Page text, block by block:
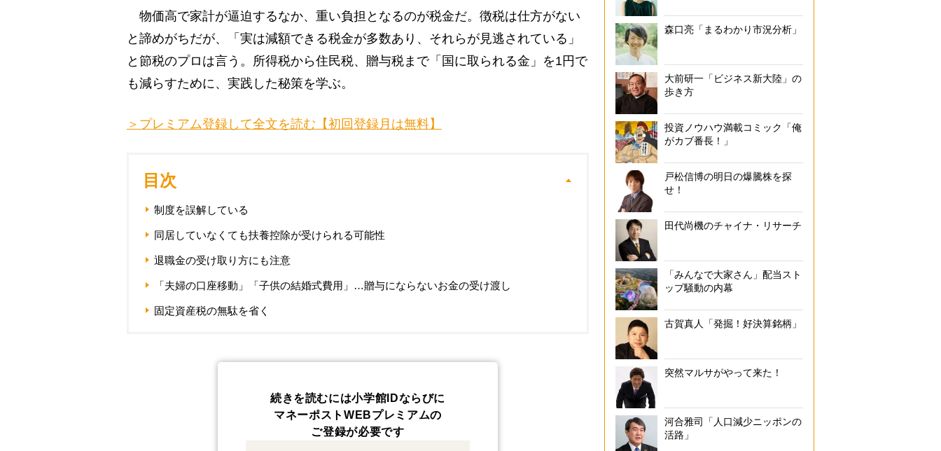
物価高で家計が逼迫するなか、重い負担となるのが税金だ。徴税は仕方がない
と諦めがちだが、「実は減額できる税金が多数あり、それらが見逃されている」
と節税のプロは言う。所得税から住民税、贈与税まで「国に取られる金」を1円で
も減らすために、実践した秘策を学ぶ。
＞プレミアム登録して全文を読む【初回登録月は無料】
目次
制度を誤解している
同居していなくても扶養控除が受けられる可能性
退職金の受け取り方にも注意
「夫婦の口座移動」「子供の結婚式費用」…贈与にならないお金の受け渡し
固定資産税の無駄を省く
続きを読むには小学館IDならびに
マネーポストWEBプレミアムの
ご登録が必要です
森口亮「まるわかり市況分析」
大前研一「ビジネス新大陸」の
歩き方
投資ノウハウ満載コミック「俺
がカブ番長！」
戸松信博の明日の爆騰株を探
せ！
田代尚機のチャイナ・リサーチ
「みんなで大家さん」配当スト
ップ騒動の内幕
古賀真人「発掘！好決算銘柄」
突然マルサがやって来た！
河合雅司「人口減少ニッポンの
活路」